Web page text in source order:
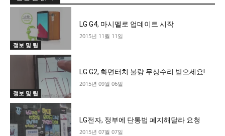
정보 및 팁
LG G4, 마시멜로 업데이트 시작
2015년 11월 11일
정보 및 팁
LG G2, 화면터치 불량 무상수리 받으세요!
2015년 09월 06일
LG전자, 정부에 단통법 폐지해달라 요청
2015년 07월 07일